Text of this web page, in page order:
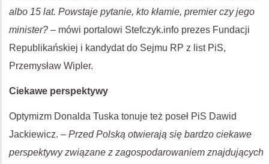
albo 15 lat. Powstaje pytanie, kto kłamie, premier czy jego
minister? – mówi portalowi Stefczyk.info prezes Fundacji
Republikańskiej i kandydat do Sejmu RP z list PiS,
Przemysław Wipler.
Ciekawe perspektywy
Optymizm Donalda Tuska tonuje też poseł PiS Dawid
Jackiewicz. – Przed Polską otwierają się bardzo ciekawe
perspektywy związane z zagospodarowaniem znajdujących